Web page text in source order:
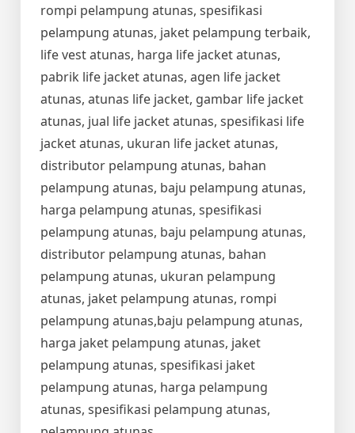
rompi pelampung atunas, spesifikasi
pelampung atunas, jaket pelampung terbaik,
life vest atunas, harga life jacket atunas,
pabrik life jacket atunas, agen life jacket
atunas, atunas life jacket, gambar life jacket
atunas, jual life jacket atunas, spesifikasi life
jacket atunas, ukuran life jacket atunas,
distributor pelampung atunas, bahan
pelampung atunas, baju pelampung atunas,
harga pelampung atunas, spesifikasi
pelampung atunas, baju pelampung atunas,
distributor pelampung atunas, bahan
pelampung atunas, ukuran pelampung
atunas, jaket pelampung atunas, rompi
pelampung atunas,baju pelampung atunas,
harga jaket pelampung atunas, jaket
pelampung atunas, spesifikasi jaket
pelampung atunas, harga pelampung
atunas, spesifikasi pelampung atunas,